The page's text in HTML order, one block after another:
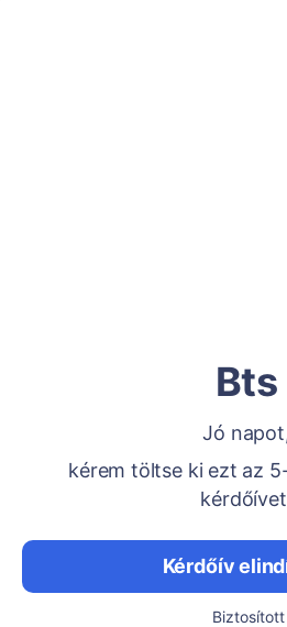
Bts
Jó
kérem töltse ki ezt az
Kérdőív
Biztosított